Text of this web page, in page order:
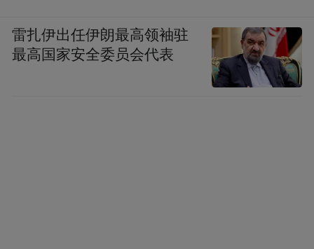
雷扎伊出任伊朗最高领袖驻
最高国家安全委员会代表